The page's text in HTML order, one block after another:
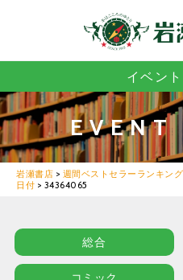
イベン
岩瀬書店 > 週間ベストセラーランキング
日付 > 34364065
総合